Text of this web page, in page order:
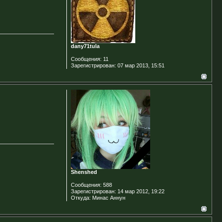
dany71tula
Сообщения: 11
Зарегистрирован: 07 мар 2013, 15:51
Shenshed
Сообщения: 588
Зарегистрирован: 14 мар 2012, 19:22
Откуда: Минас Аннун